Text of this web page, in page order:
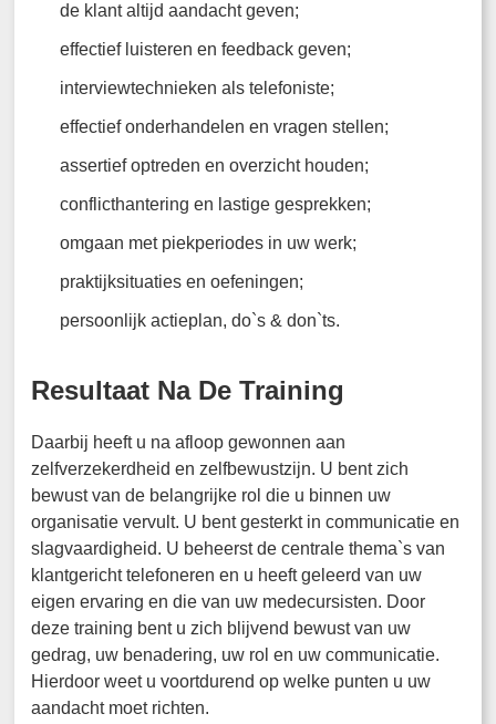
de klant altijd aandacht geven;
effectief luisteren en feedback geven;
interviewtechnieken als telefoniste;
effectief onderhandelen en vragen stellen;
assertief optreden en overzicht houden;
conflicthantering en lastige gesprekken;
omgaan met piekperiodes in uw werk;
praktijksituaties en oefeningen;
persoonlijk actieplan, do`s & don`ts.
Resultaat Na De Training
Daarbij heeft u na afloop gewonnen aan
zelfverzekerdheid en zelfbewustzijn. U bent zich
bewust van de belangrijke rol die u binnen uw
organisatie vervult. U bent gesterkt in communicatie en
slagvaardigheid. U beheerst de centrale thema`s van
klantgericht telefoneren en u heeft geleerd van uw
eigen ervaring en die van uw medecursisten. Door
deze training bent u zich blijvend bewust van uw
gedrag, uw benadering, uw rol en uw communicatie.
Hierdoor weet u voortdurend op welke punten u uw
aandacht moet richten.